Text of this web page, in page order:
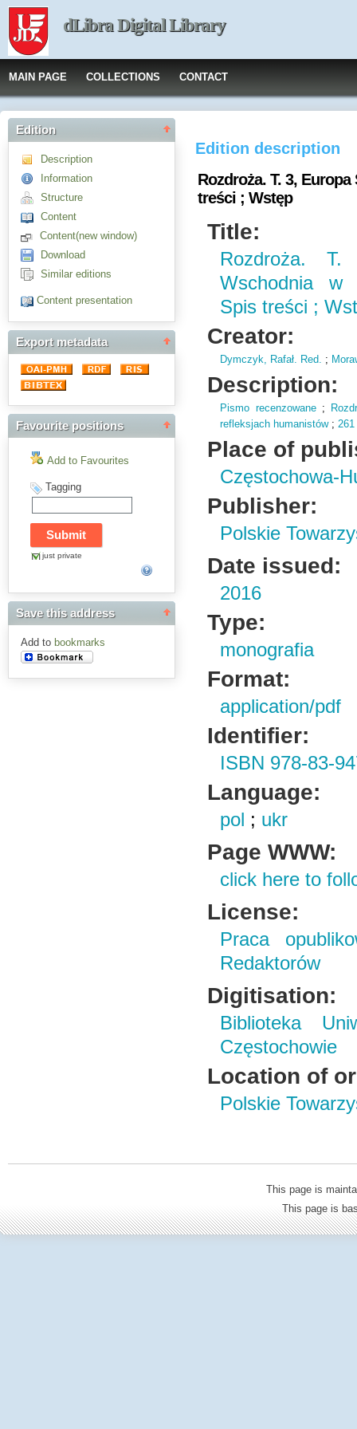
dLibra Digital Library
MAIN PAGE COLLECTIONS CONTACT
Edition
Description
Information
Structure
Content
Content(new window)
Download
Similar editions
Content presentation
Export metadata
Favourite positions
Add to Favourites
Tagging
just private
Save this address
Add to bookmarks
Edition description
Rozdroża. T. 3,
treści ; Wstęp
Title:
Rozdroża.
Wschodnia w
Spis treści ;
Creator:
Dymczyk, Rafał. Red. ;
Description:
Pismo recenzowane;
refleksjach humanistów;
Place of
Częstochowa-
Publisher:
Polskie
Date issued:
2016
Type:
monografia
Format:
application/pdf
Identifier:
ISBN 978-83-
Language:
pol ; ukr
Page WWW:
click here to
License:
Praca
Redaktorów
Digitisation:
Biblioteka
Częstochowie
Location of
Polskie
This page is
This page is